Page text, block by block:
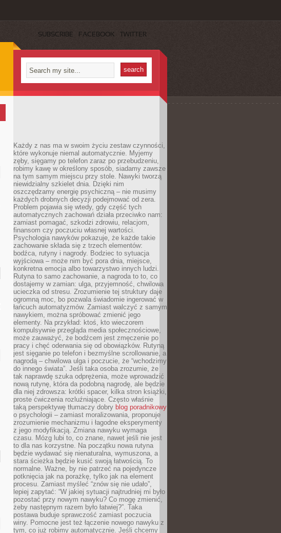
SUBSCRIBE FACEBOOK TWITTER
Każdy z nas ma w swoim życiu zestaw czynności,
które wykonuje niemal automatycznie. Myjemy
zęby, sięgamy po telefon zaraz po przebudzeniu,
robimy kawę w określony sposób, siadamy zawsze
na tym samym miejscu przy stole. Nawyki tworzą
niewidzialny szkielet dnia. Dzięki nim
oszczędzamy energię psychiczną – nie musimy
każdych drobnych decyzji podejmować od zera.
Problem pojawia się wtedy, gdy część tych
automatycznych zachowań działa przeciwko nam:
zamiast pomagać, szkodzi zdrowiu, relacjom,
finansom czy poczuciu własnej wartości.
Psychologia nawyków pokazuje, że każde takie
zachowanie składa się z trzech elementów:
bodźca, rutyny i nagrody. Bodziec to sytuacja
wyjściowa – może nim być pora dnia, miejsce,
konkretna emocja albo towarzystwo innych ludzi.
Rutyna to samo zachowanie, a nagroda to to, co
dostajemy w zamian: ulga, przyjemność, chwilowa
ucieczka od stresu. Zrozumienie tej struktury daje
ogromną moc, bo pozwala świadomie ingerować w
łańcuch automatyzmów. Zamiast walczyć z samym
nawykiem, można spróbować zmienić jego
elementy. Na przykład: ktoś, kto wieczorem
kompulsywnie przegląda media społecznościowe,
może zauważyć, że bodźcem jest zmęczenie po
pracy i chęć oderwania się od obowiązków. Rutyną
jest sięganie po telefon i bezmyślne scrollowanie, a
nagrodą – chwilowa ulga i poczucie, że “wchodzimy
do innego świata”. Jeśli taka osoba zrozumie, że
tak naprawdę szuka odprężenia, może wprowadzić
nową rutynę, która da podobną nagrodę, ale będzie
dla niej zdrowsza: krótki spacer, kilka stron książki,
proste ćwiczenia rozluźniające. Często właśnie
taką perspektywę tłumaczy dobry blog poradnikowy
o psychologii – zamiast moralizowania, proponuje
zrozumienie mechanizmu i łagodne eksperymenty
z jego modyfikacją. Zmiana nawyku wymaga
czasu. Mózg lubi to, co znane, nawet jeśli nie jest
to dla nas korzystne. Na początku nowa rutyna
będzie wydawać się nienaturalna, wymuszona, a
stara ścieżka będzie kusić swoją łatwością. To
normalne. Ważne, by nie patrzeć na pojedyncze
potknięcia jak na porażkę, tylko jak na element
procesu. Zamiast myśleć “znów się nie udało”,
lepiej zapytać: “W jakiej sytuacji najtrudniej mi było
pozostać przy nowym nawyku? Co mogę zmienić,
żeby następnym razem było łatwiej?”. Taka
postawa buduje sprawczość zamiast poczucia
winy. Pomocne jest też łączenie nowego nawyku z
tym, co już robimy automatycznie. Jeśli chcemy